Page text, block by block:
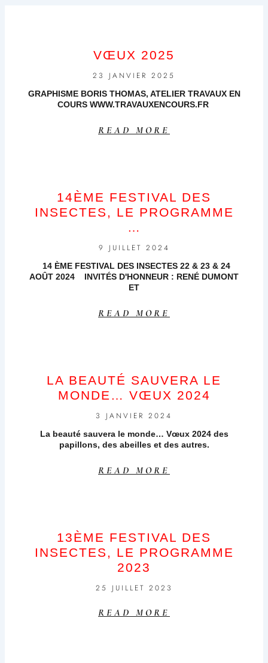
VŒUX 2025
23 JANVIER 2025
GRAPHISME BORIS THOMAS, ATELIER TRAVAUX EN
COURS WWW.TRAVAUXENCOURS.FR
READ MORE
14ÈME FESTIVAL DES
INSECTES, LE PROGRAMME
…
9 JUILLET 2024
14 ÈME FESTIVAL DES INSECTES 22 & 23 & 24
AOÛT 2024 INVITÉS D'HONNEUR : RENÉ DUMONT
ET
READ MORE
LA BEAUTÉ SAUVERA LE
MONDE… VŒUX 2024
3 JANVIER 2024
La beauté sauvera le monde… Vœux 2024 des
papillons, des abeilles et des autres.
READ MORE
13ÈME FESTIVAL DES
INSECTES, LE PROGRAMME
2023
25 JUILLET 2023
READ MORE